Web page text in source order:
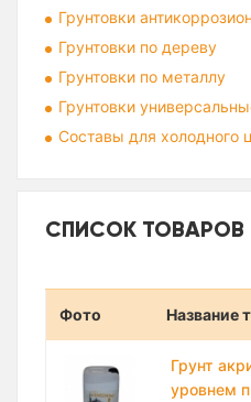
Грунтовки
Грунтовки по дереву
Грунтовки по металлу
Грунтовки
Составы для холодного
СПИСОК ТОВАРОВ
Фото Название
Грунт
уровнем